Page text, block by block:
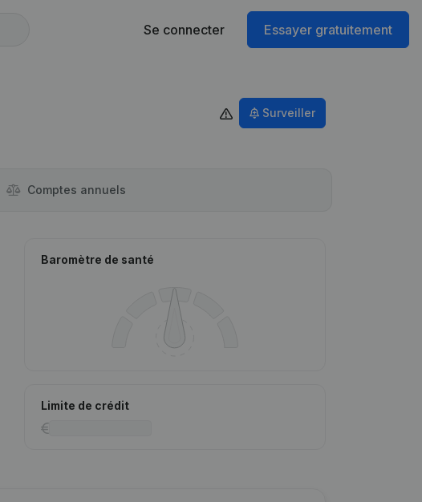
Se connecter Essayer gratuitement
Surveiller
Comptes annuels
Baromètre de santé
Limite de crédit